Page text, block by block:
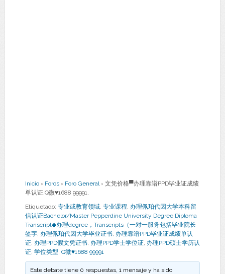
Inicio › Foros › Foro General › 文凭价格▀办理靠谱PPD毕业证成绩
单认证,Q微♥1688 99991,
Etiquetado: 专业或教育领域, 专业课程, 办理佩珀代因大学本科留
信认证Bachelor/Master Pepperdine University Degree Diploma
Transcript◆办理degree，Transcripts（一对一服务包括毕业院长
签字, 办理佩珀代因大学毕业证书, 办理靠谱PPD毕业证成绩单认
证, 办理PPD假文凭证书, 办理PPD学士学位证, 办理PPD硕士学历认
证, 学位类型, Q微♥1688 99991
Este debate tiene 0 respuestas, 1 mensaje y ha sido